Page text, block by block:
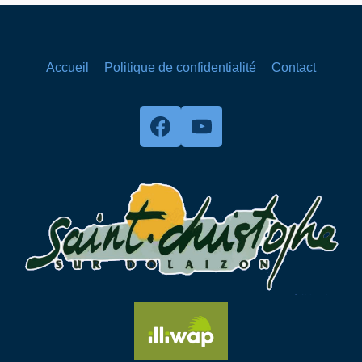
Accueil Politique de confidentialité Contact